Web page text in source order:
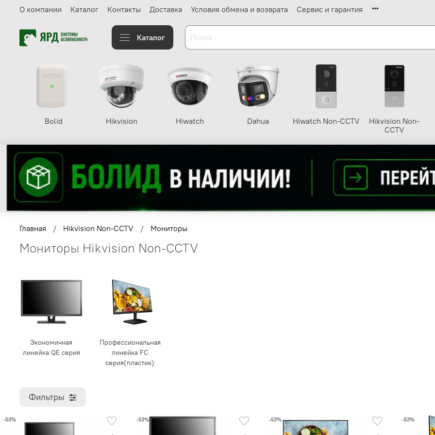
О компании Каталог Контакты Доставка Условия обмена и возврата Сервис и гарантия
Каталог
Bolid Hikvision Hiwatch Dahua Hiwatch Non-CCTV
Hikvision Non-
CCTV
Главная Hikvision Non-CCTV Мониторы
Мониторы Hikvision Non-CCTV
Экономичная
линейка QE серия
Профессиональная
линейка FC
серия(пластик)
Фильтры
-53% -53% -53% -53%